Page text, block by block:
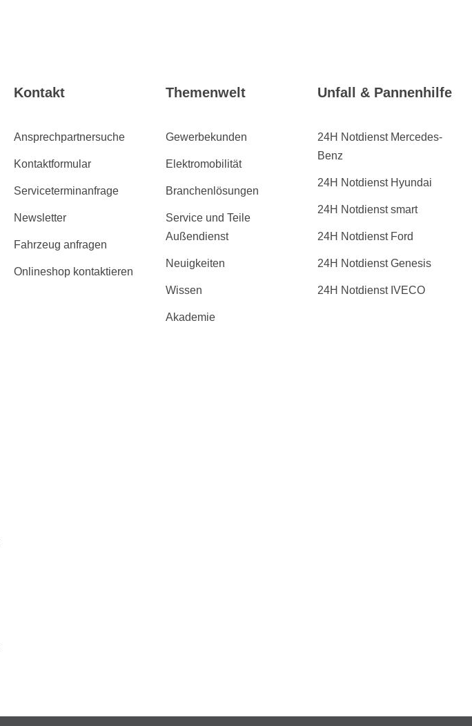
Kontakt
Ansprechpartnersuche
Kontaktformular
Serviceterminanfrage
Newsletter
Fahrzeug anfragen
Onlineshop kontaktieren
Themenwelt
Gewerbekunden
Elektromobilität
Branchenlösungen
Service und Teile
Außendienst
Neuigkeiten
Wissen
Akademie
Unfall & Pannenhilfe
24H Notdienst Mercedes-
Benz
24H Notdienst Hyundai
24H Notdienst smart
24H Notdienst Ford
24H Notdienst Genesis
24H Notdienst IVECO